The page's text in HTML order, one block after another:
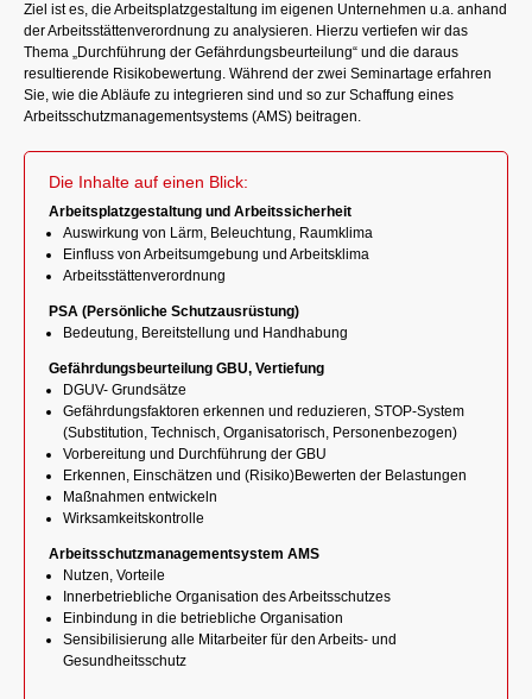
Ziel ist es, die Arbeitsplatzgestaltung im eigenen Unternehmen u.a. anhand
der Arbeitsstättenverordnung zu analysieren. Hierzu vertiefen wir das
Thema „Durchführung der Gefährdungsbeurteilung“ und die daraus
resultierende Risikobewertung. Während der zwei Seminartage erfahren
Sie, wie die Abläufe zu integrieren sind und so zur Schaffung eines
Arbeitsschutzmanagementsystems (AMS) beitragen.
Die Inhalte auf einen Blick:
Arbeitsplatzgestaltung und Arbeitssicherheit
Auswirkung von Lärm, Beleuchtung, Raumklima
Einfluss von Arbeitsumgebung und Arbeitsklima
Arbeitsstättenverordnung
PSA (Persönliche Schutzausrüstung)
Bedeutung, Bereitstellung und Handhabung
Gefährdungsbeurteilung GBU, Vertiefung
DGUV- Grundsätze
Gefährdungsfaktoren erkennen und reduzieren, STOP-System
(Substitution, Technisch, Organisatorisch, Personenbezogen)
Vorbereitung und Durchführung der GBU
Erkennen, Einschätzen und (Risiko)Bewerten der Belastungen
Maßnahmen entwickeln
Wirksamkeitskontrolle
Arbeitsschutzmanagementsystem AMS
Nutzen, Vorteile
Innerbetriebliche Organisation des Arbeitsschutzes
Einbindung in die betriebliche Organisation
Sensibilisierung alle Mitarbeiter für den Arbeits- und
Gesundheitsschutz